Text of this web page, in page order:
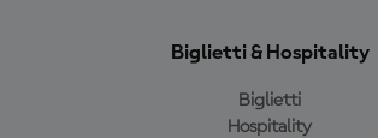
Biglietti & Hospitality
Biglietti
Hospitality